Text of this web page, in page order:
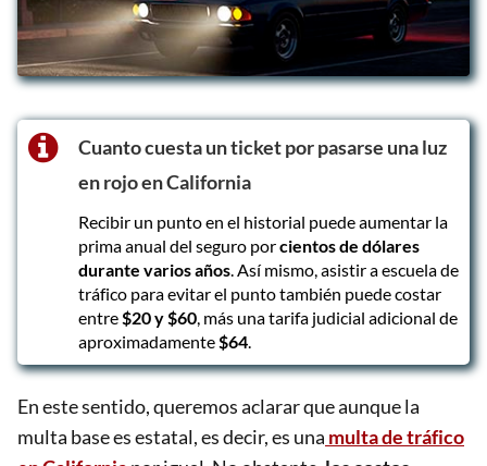
Cuanto cuesta un ticket por pasarse una luz
en rojo en California
Recibir un punto en el historial puede aumentar la
prima anual del seguro porcientos de dólares
durante varios años . Así mismo, asistir a escuela de
tráfico para evitar el punto también puede costar
entre $20 y $60 , más una tarifa judicial adicional de
aproximadamente $64
En este sentido, queremos aclarar que aunque la
multa base es estatal, es decir, es una multa de tráfico